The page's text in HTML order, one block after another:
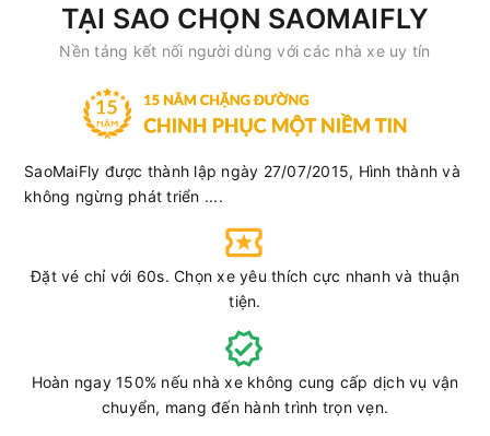
18:5110/08/2026 11/0801:26(6 giờ 35 phút)
Ngã 4 Bình Phước
(Cây xăng 47)
Văn phòng Buôn
Hải Luân Limousine 34 giường
Giá vé: 330.000 Còn trống:16 Chọn mua
Cầu Vượt Sóng
Văn phòng Buôn
Giá vé:350.000 Còn trống: 20 Chọn mua
TẠI SAO CHỌN SAOMAIFLY
Nền tảng kết nối người dùng với các nhà xe uy tín
SaoMaiFly được thành lập ngày 27/07/2015, Hình thành và
không ngừng phát triển ....
Đặt vé chỉ với 60s. Chọn xe yêu thích cực nhanh và thuận
tiện.
Hoàn ngay 150% nếu nhà xe không cung cấp dịch vụ vận
chuyển, mang đến hành trình trọn vẹn.